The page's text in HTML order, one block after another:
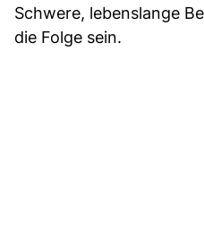
Schwere, lebenslange
die Folge sein.